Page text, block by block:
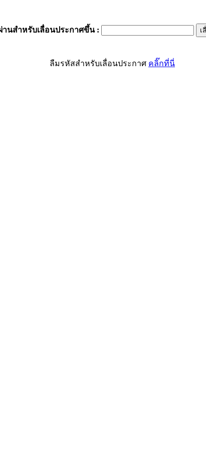
านสำหรับเลื่อนประกาศขึ้น:
ลืมรหัสสำหรับเลื่อนประกาศ คลิ๊กที่นี่